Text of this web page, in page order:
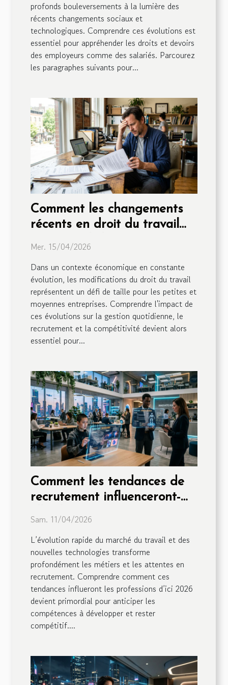
profonds bouleversements à la lumière des
récents changements sociaux et
technologiques. Comprendre ces évolutions est
essentiel pour appréhender les droits et devoirs
des employeurs comme des salariés. Parcourez
les paragraphes suivants pour...
Comment les changements
récents en droit du travail
Mer. 15/04/2026
Dans un contexte économique en constante
évolution, les modifications du droit du travail
représentent un défi de taille pour les petites et
moyennes entreprises. Comprendre l'impact de
ces évolutions sur la gestion quotidienne, le
recrutement et la compétitivité devient alors
essentiel pour...
Comment les tendances de
recrutement influenceront-
elles les métiers en 2026 ?
Sam. 11/04/2026
L’évolution rapide du marché du travail et des
nouvelles technologies transforme
profondément les métiers et les attentes en
recrutement. Comprendre comment ces
tendances influeront les professions d’ici 2026
devient primordial pour anticiper les
compétences à développer et rester
compétitif....